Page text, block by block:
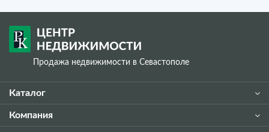
Продажа недвижимости в Севастополе
Каталог
Компания